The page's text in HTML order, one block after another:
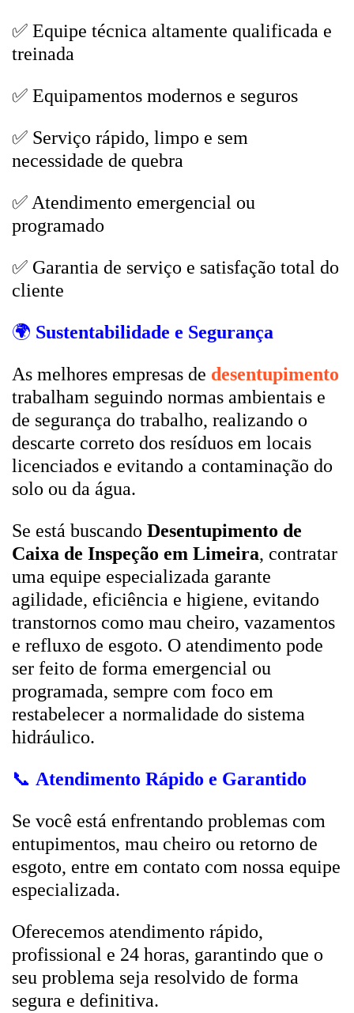
✅ Equipe técnica altamente qualificada e
treinada
✅ Equipamentos modernos e seguros
✅ Serviço rápido, limpo e sem
necessidade de quebra
✅ Atendimento emergencial ou
programado
✅ Garantia de serviço e satisfação total do
cliente
🌍 Sustentabilidade e Segurança
As melhores empresas de desentupimento
trabalham seguindo normas ambientais e
de segurança do trabalho, realizando o
descarte correto dos resíduos em locais
licenciados e evitando a contaminação do
solo ou da água.
Se está buscando Desentupimento de
Caixa de Inspeção em Limeira, contratar
uma equipe especializada garante
agilidade, eficiência e higiene, evitando
transtornos como mau cheiro, vazamentos
e refluxo de esgoto. O atendimento pode
ser feito de forma emergencial ou
programada, sempre com foco em
restabelecer a normalidade do sistema
hidráulico.
📞 Atendimento Rápido e Garantido
Se você está enfrentando problemas com
entupimentos, mau cheiro ou retorno de
esgoto, entre em contato com nossa equipe
especializada.
Oferecemos atendimento rápido,
profissional e 24 horas, garantindo que o
seu problema seja resolvido de forma
segura e definitiva.